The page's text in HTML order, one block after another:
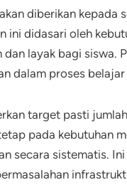
diberikan kepada
ini didasari oleh
layak bagi siswa.
dalam proses
target pasti
pada kebutuhan
secara sistematis.